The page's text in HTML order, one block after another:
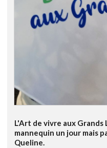
L'Art de vivre aux Grands
mannequin un jour mais
Queline.